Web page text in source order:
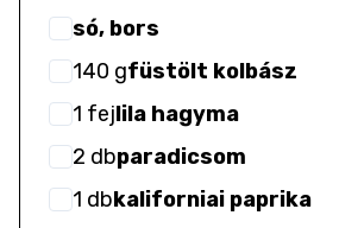
só, bors
140 gfüstölt kolbász
1 fejlila hagyma
2 dbparadicsom
1 dbkaliforniai paprika